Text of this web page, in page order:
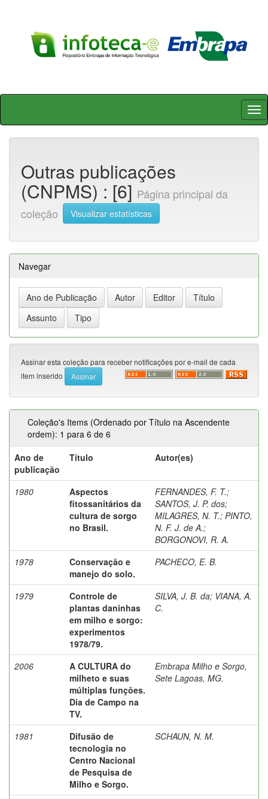
Skip
Outras publicações
(CNPMS) : [6] Página principal da
coleção
Visualizar estatísticas
Navegar
Assinar esta coleção para receber notificações por e-mail de cada
item inserido
Coleção's Items (Ordenado por Título na Ascendente
ordem): 1 para 6 de 6
Ano de
publicação
Título Autor(es)
1980
Aspectos
fitossanitários da
cultura de sorgo
no Brasil.
FERNANDES, F. T.;
SANTOS, J. P. dos;
MILAGRES, N. T.; PINTO,
N. F. J. de A.;
BORGONOVI, R. A.
1978
Conservação e
manejo do solo.
PACHECO, E. B.
1979
Controle de
plantas daninhas
em milho e sorgo:
experimentos
1978/79.
SILVA, J. B. da; VIANA, A.
C.
2006
A CULTURA do
milheto e suas
múltiplas funções.
Dia de Campo na
TV.
Embrapa Milho e Sorgo,
Sete Lagoas, MG.
1981
Difusão de
tecnologia no
Centro Nacional
de Pesquisa de
Milho e Sorgo.
SCHAUN, N. M.